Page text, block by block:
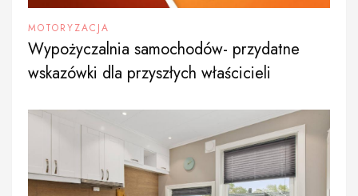
MOTORYZACJA
Wypożyczalnia samochodów- przydatne
wskazówki dla przyszłych właścicieli